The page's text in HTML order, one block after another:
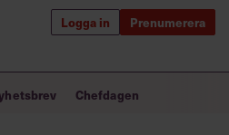
Logga in Prenumerera
världen
Chefdagen